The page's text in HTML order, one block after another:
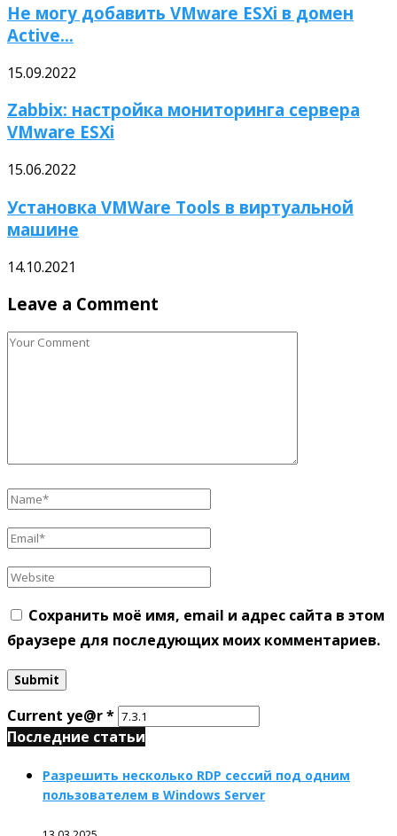
Не могу добавить VMware ESXi в домен
Active...
15.09.2022
Zabbix: настройка мониторинга сервера
VMware ESXi
15.06.2022
Установка VMWare Tools в виртуальной
машине
14.10.2021
Leave a Comment
Сохранить моё имя, email и адрес сайта в этом
браузере для последующих моих комментариев.
Current ye@r*
Последние статьи
Разрешить несколько RDP сессий под одним
пользователем в Windows Server